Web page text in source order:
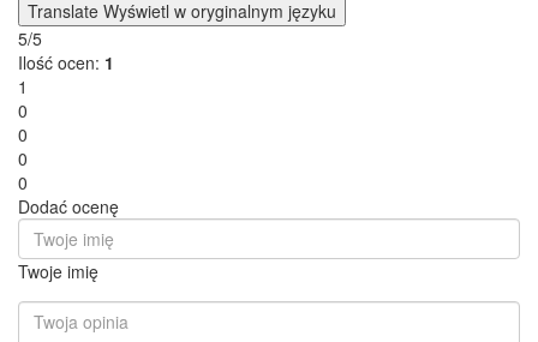
Translate Wyświetl w oryginalnym języku
5/5
Ilość ocen: 1
1
0
0
0
0
Dodać ocenę
Twoje imię